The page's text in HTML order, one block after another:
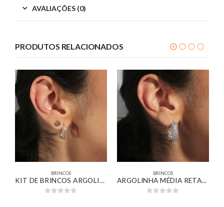
AVALIAÇÕES (0)
PRODUTOS RELACIONADOS
BRINCOS
KIT DE BRINCOS ARGOLINHA PAVÊ E PONTO DE LUZ BANHADO EM OURO 18K
BRINCOS
ARGOLINHA MÉDIA RETANGULAR PAVÊ CRAVEJADA BANHADA EM OURO BRANCO